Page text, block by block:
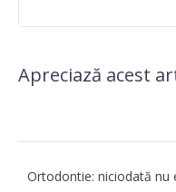
Apreciază acest
Ortodontie: niciodată nu